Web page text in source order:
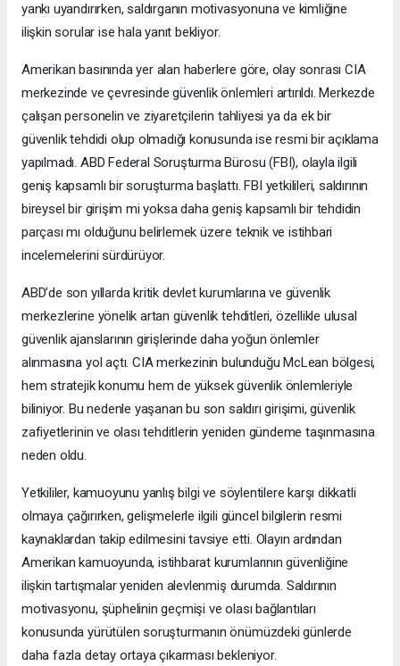
yankı uyandırırken, saldırganın motivasyonuna ve kimliğine
ilişkin sorular ise hala yanıt bekliyor.
Amerikan basınında yer alan haberlere göre, olay sonrası CIA
merkezinde ve çevresinde güvenlik önlemleri artırıldı. Merkezde
çalışan personelin ve ziyaretçilerin tahliyesi ya da ek bir
güvenlik tehdidi olup olmadığı konusunda ise resmi bir açıklama
yapılmadı. ABD Federal Soruşturma Bürosu (FBI), olayla ilgili
geniş kapsamlı bir soruşturma başlattı. FBI yetkilileri, saldırının
bireysel bir girişim mi yoksa daha geniş kapsamlı bir tehdidin
parçası mı olduğunu belirlemek üzere teknik ve istihbari
incelemelerini sürdürüyor.
ABD’de son yıllarda kritik devlet kurumlarına ve güvenlik
merkezlerine yönelik artan güvenlik tehditleri, özellikle ulusal
güvenlik ajanslarının girişlerinde daha yoğun önlemler
alınmasına yol açtı. CIA merkezinin bulunduğu McLean bölgesi,
hem stratejik konumu hem de yüksek güvenlik önlemleriyle
biliniyor. Bu nedenle yaşanan bu son saldırı girişimi, güvenlik
zafiyetlerinin ve olası tehditlerin yeniden gündeme taşınmasına
neden oldu.
Yetkililer, kamuoyunu yanlış bilgi ve söylentilere karşı dikkatli
olmaya çağırırken, gelişmelerle ilgili güncel bilgilerin resmi
kaynaklardan takip edilmesini tavsiye etti. Olayın ardından
Amerikan kamuoyunda, istihbarat kurumlarının güvenliğine
ilişkin tartışmalar yeniden alevlenmiş durumda. Saldırının
motivasyonu, şüphelinin geçmişi ve olası bağlantıları
konusunda yürütülen soruşturmanın önümüzdeki günlerde
daha fazla detay ortaya çıkarması bekleniyor.